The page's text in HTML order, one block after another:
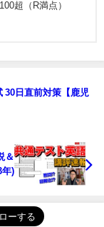
超（R満点）
30日直前対策【鹿児
＆
年)